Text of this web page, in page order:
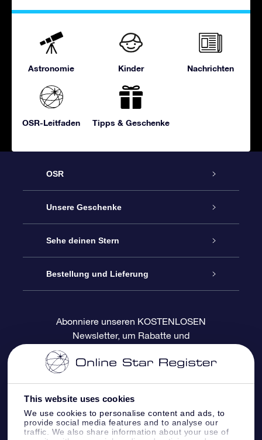
This website uses cookies
We use cookies to personalise content and ads, to
provide social media features and to analyse our
traffic. We also share information about your use of
Astronomie Kinder Nachrichten
OSR-Leitfaden Tipps & Geschenke
OSR
Service
Kontakt
Blog
Bewertungen
Unsere Geschenke
Sterne schenken
OSR-Geschenkpaket
OSR-Geschenkgutschein
Firmengeschenke
Sehe deinen Stern
Sternregister
Personalisierte Sternseite
One Million Stars
OSR-Starsaver
VR-App „Fliege mich zu den Sternen“
Bestellung und Lieferung
Zahlungsinformationen
Versandinformationen
Rückgaberecht
Sternbilder
Abonniere unseren KOSTENLOSEN
Newsletter, um Rabatte und